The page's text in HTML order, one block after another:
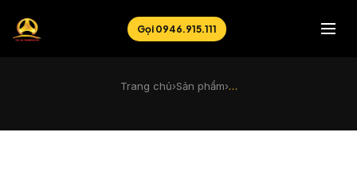
Gọi 0946.915.111
Trang chủ›Sản phẩm›…